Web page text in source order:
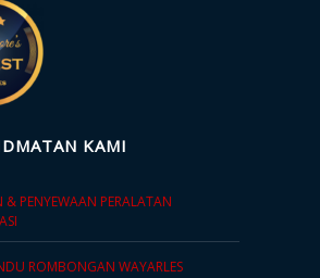
KAMI
& PENYEWAAN PERALATAN
ROMBONGAN WAYARLES